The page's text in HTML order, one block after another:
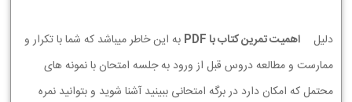
دلیل اهمیت تمرین کتاب با PDF
به این خاطر میباشد که شما با تکرار و
ممارست و مطالعه دروس قبل از ورود به جلسه امتحان با نمونه های
محتمل که امکان دارد در برگه امتحانی ببینید آشنا شوید و بتوانید نمره